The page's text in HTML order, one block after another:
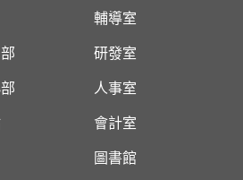
輔導室
研發室
人事室
會計室
圖書館